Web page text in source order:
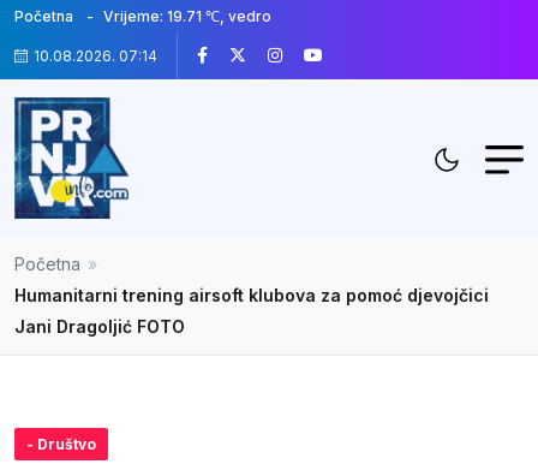
Početna Vrijeme: 19.71 ℃, vedro
10.08.2026. 07:14
Početna »
Humanitarni trening airsoft klubova za pomoć djevojčici
Jani Dragoljić FOTO
- Društvo